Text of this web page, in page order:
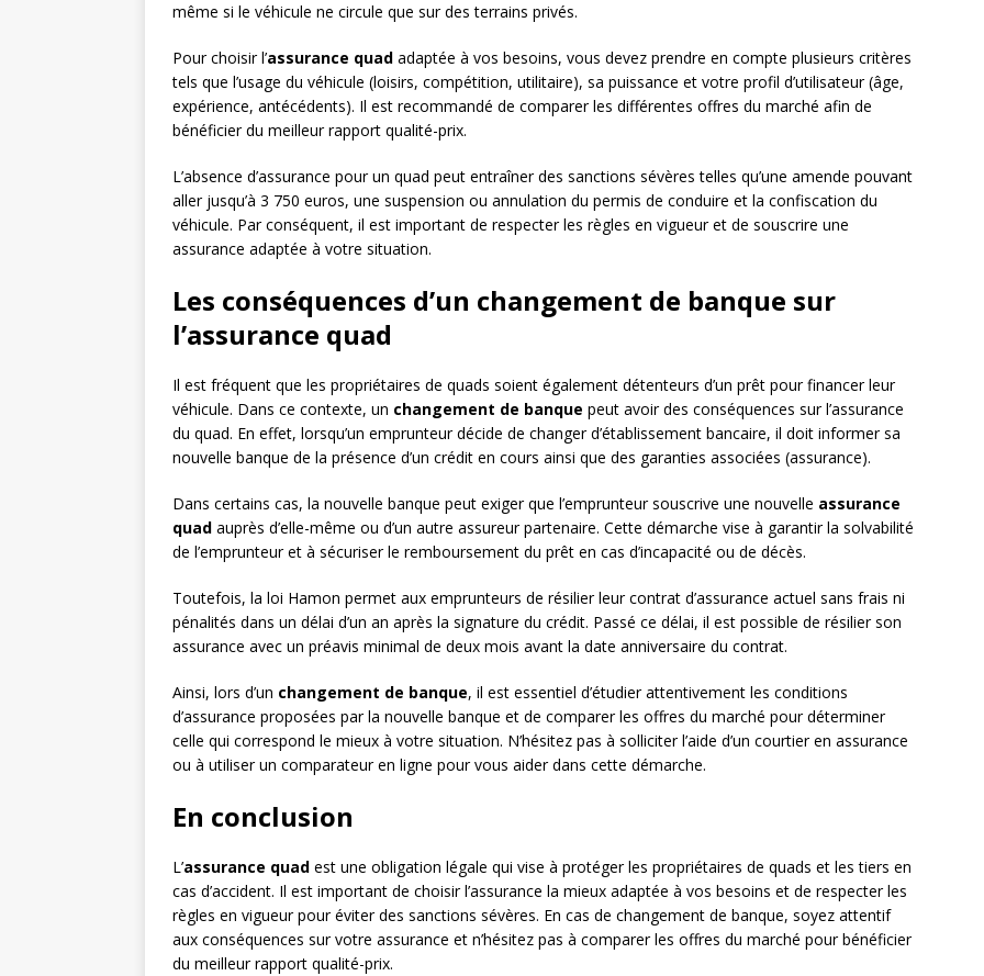
même si le véhicule ne circule que sur des terrains privés.
Pour choisir l’assurance quad adaptée à vos besoins, vous devez prendre en compte plusieurs critères
tels que l’usage du véhicule (loisirs, compétition, utilitaire), sa puissance et votre profil d’utilisateur (âge,
expérience, antécédents). Il est recommandé de comparer les différentes offres du marché afin de
bénéficier du meilleur rapport qualité-prix.
L’absence d’assurance pour un quad peut entraîner des sanctions sévères telles qu’une amende pouvant
aller jusqu’à 3 750 euros, une suspension ou annulation du permis de conduire et la confiscation du
véhicule. Par conséquent, il est important de respecter les règles en vigueur et de souscrire une
assurance adaptée à votre situation.
Les conséquences d’un changement de banque sur
l’assurance quad
Il est fréquent que les propriétaires de quads soient également détenteurs d’un prêt pour financer leur
véhicule. Dans ce contexte, un changement de banque peut avoir des conséquences sur l’assurance
du quad. En effet, lorsqu’un emprunteur décide de changer d’établissement bancaire, il doit informer sa
nouvelle banque de la présence d’un crédit en cours ainsi que des garanties associées (assurance).
Dans certains cas, la nouvelle banque peut exiger que l’emprunteur souscrive une nouvelle assurance
quad auprès d’elle-même ou d’un autre assureur partenaire. Cette démarche vise à garantir la solvabilité
de l’emprunteur et à sécuriser le remboursement du prêt en cas d’incapacité ou de décès.
Toutefois, la loi Hamon permet aux emprunteurs de résilier leur contrat d’assurance actuel sans frais ni
pénalités dans un délai d’un an après la signature du crédit. Passé ce délai, il est possible de résilier son
assurance avec un préavis minimal de deux mois avant la date anniversaire du contrat.
Ainsi, lors d’un changement de banque, il est essentiel d’étudier attentivement les conditions
d’assurance proposées par la nouvelle banque et de comparer les offres du marché pour déterminer
celle qui correspond le mieux à votre situation. N’hésitez pas à solliciter l’aide d’un courtier en assurance
ou à utiliser un comparateur en ligne pour vous aider dans cette démarche.
En conclusion
L’assurance quad est une obligation légale qui vise à protéger les propriétaires de quads et les tiers en
cas d’accident. Il est important de choisir l’assurance la mieux adaptée à vos besoins et de respecter les
règles en vigueur pour éviter des sanctions sévères. En cas de changement de banque, soyez attentif
aux conséquences sur votre assurance et n’hésitez pas à comparer les offres du marché pour bénéficier
du meilleur rapport qualité-prix.